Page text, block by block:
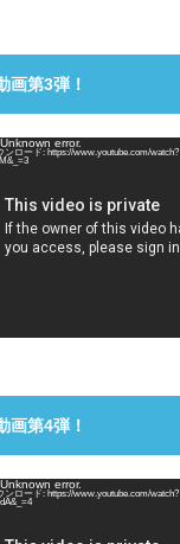
画第3弾！
error.
ンロード: https://www.youtube.com/watch?
画第4弾！
error.
ンロード: https://www.youtube.com/watch?